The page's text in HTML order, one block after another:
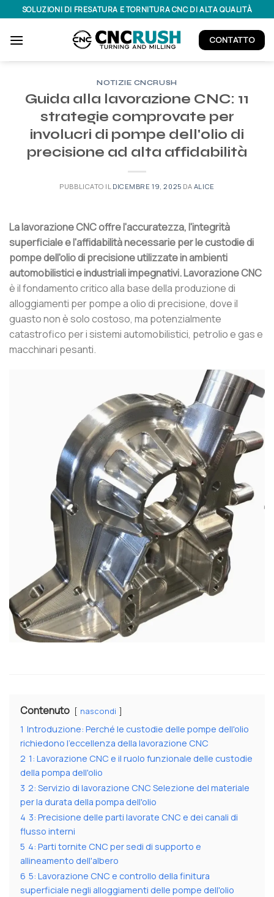
ai
contenuti
SOLUZIONI DI FRESATURA E TORNITURA CNC DI ALTA QUALITÀ
CONTATTO
NOTIZIE CNCRUSH
Guida alla lavorazione CNC: 11
strategie comprovate per
involucri di pompe dell'olio di
precisione ad alta affidabilità
PUBBLICATO IL DICEMBRE 19, 2025 DA ALICE
La lavorazione CNC offre l'accuratezza, l'integrità
superficiale e l'affidabilità necessarie per le custodie di
pompe dell'olio di precisione utilizzate in ambienti
automobilistici e industriali impegnativi. Lavorazione CNC
è il fondamento critico alla base della produzione di
alloggiamenti per pompe a olio di precisione, dove il
guasto non è solo costoso, ma potenzialmente
catastrofico per i sistemi automobilistici, petrolio e gas e
macchinari pesanti.
Contenuto nascondi
1 Introduzione: Perché le custodie delle pompe dell'olio
richiedono l'eccellenza della lavorazione CNC
2 1: Lavorazione CNC e il ruolo funzionale delle custodie
della pompa dell'olio
3 2: Servizio di lavorazione CNC Selezione del materiale
per la durata della pompa dell'olio
4 3: Precisione delle parti lavorate CNC e dei canali di
flusso interni
5 4: Parti tornite CNC per sedi di supporto e
allineamento dell'albero
6 5: Lavorazione CNC e controllo della finitura
superficiale negli alloggiamenti delle pompe dell'olio